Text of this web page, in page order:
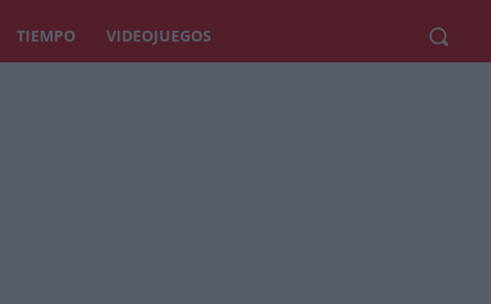
TIEMPO VIDEOJUEGOS